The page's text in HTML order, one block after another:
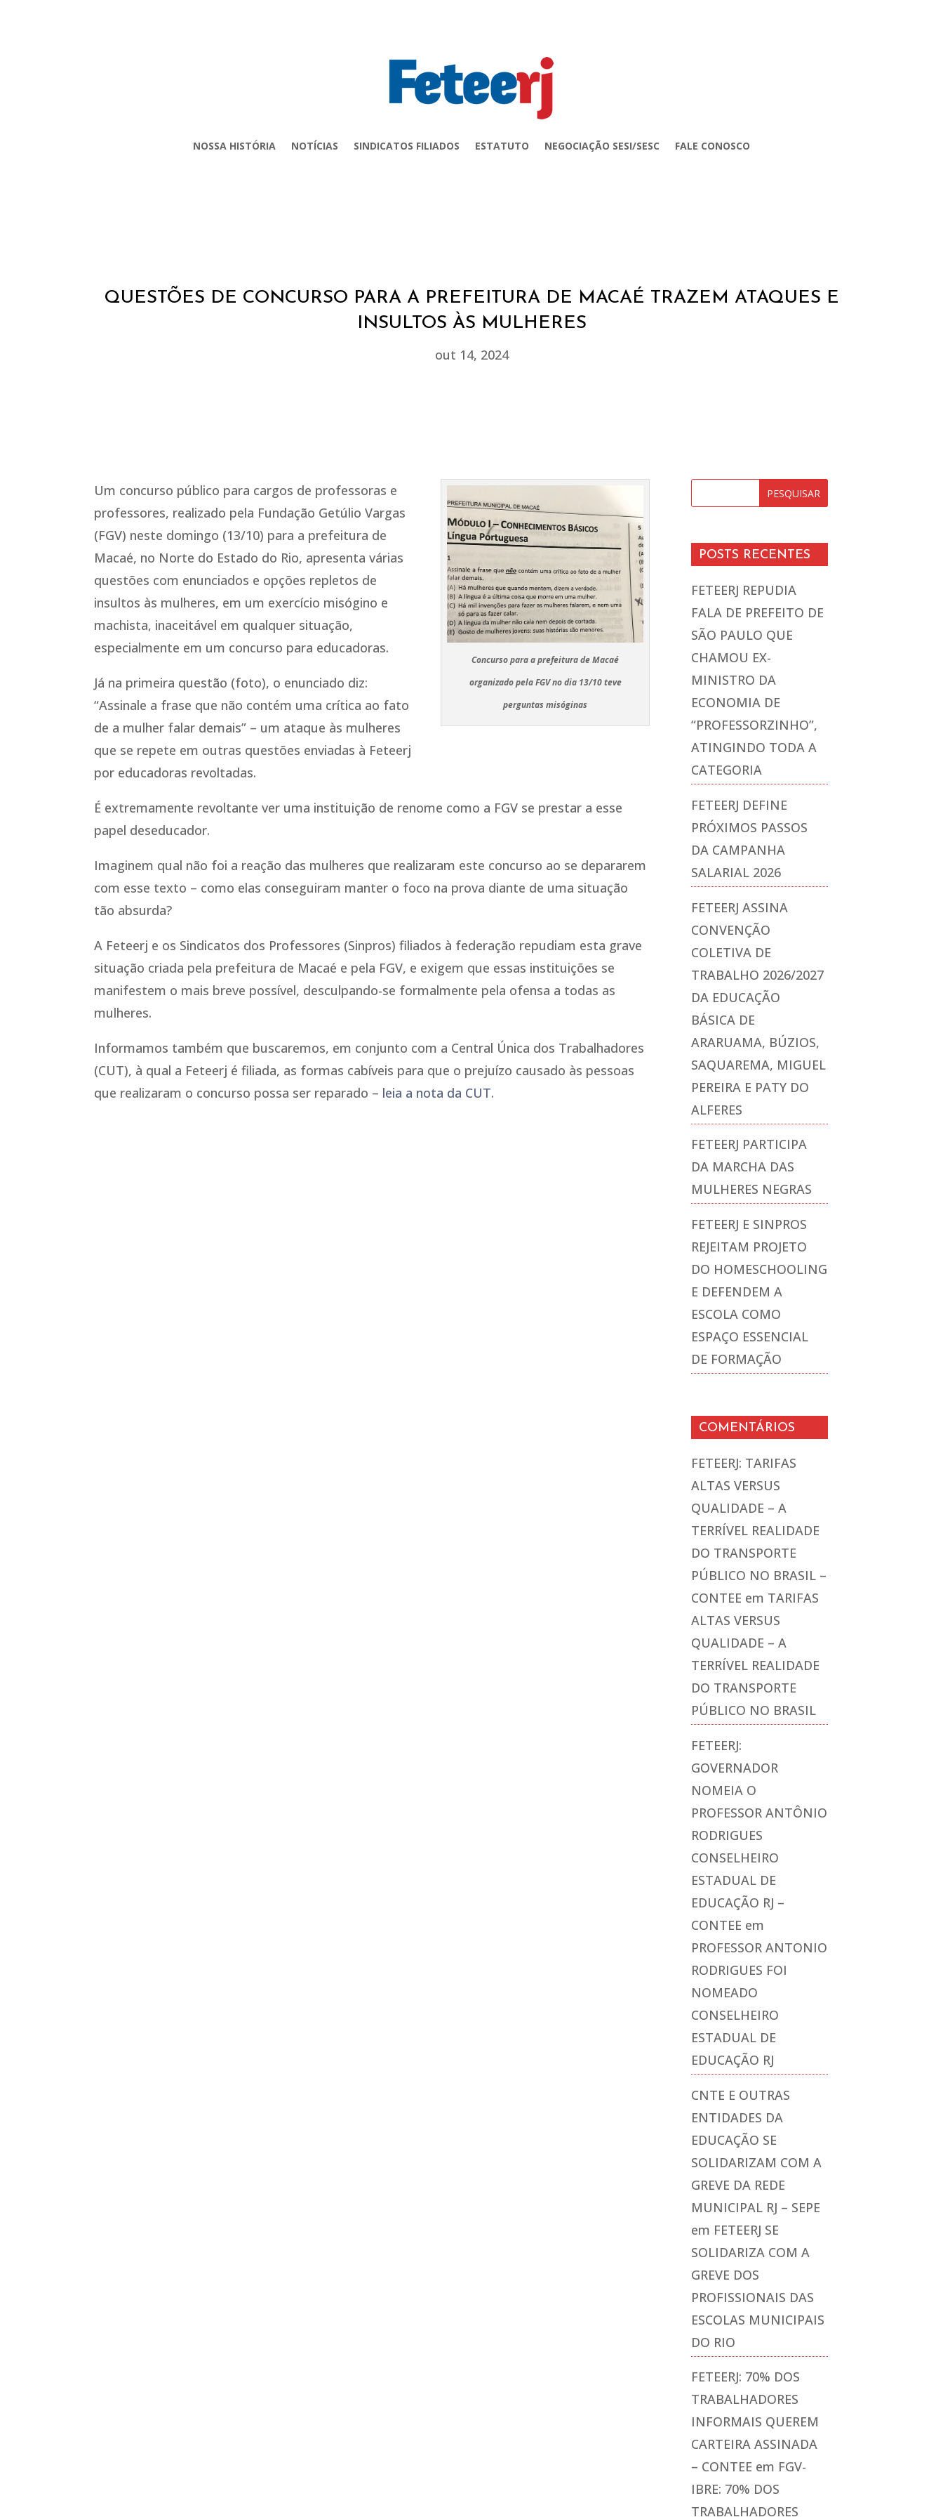
NOSSA HISTÓRIA NOTÍCIAS SINDICATOS FILIADOS ESTATUTO NEGOCIAÇÃO SESI/SESC FALE CONOSCO
QUESTÕES DE CONCURSO PARA A PREFEITURA DE MACAÉ TRAZEM ATAQUES E
INSULTOS ÀS MULHERES
out 14, 2024
Concurso para a prefeitura de Macaé
organizado pela FGV no dia 13/10 teve
perguntas misóginas
Um concurso público para cargos de professoras e
professores, realizado pela Fundação Getúlio Vargas
(FGV) neste domingo (13/10) para a prefeitura de
Macaé, no Norte do Estado do Rio, apresenta várias
questões com enunciados e opções repletos de
insultos às mulheres, em um exercício misógino e
machista, inaceitável em qualquer situação,
especialmente em um concurso para educadoras.
Já na primeira questão (foto), o enunciado diz:
“Assinale a frase que não contém uma crítica ao fato
de a mulher falar demais” – um ataque às mulheres
que se repete em outras questões enviadas à Feteerj
por educadoras revoltadas.
É extremamente revoltante ver uma instituição de renome como a FGV se prestar a esse
papel deseducador.
Imaginem qual não foi a reação das mulheres que realizaram este concurso ao se depararem
com esse texto – como elas conseguiram manter o foco na prova diante de uma situação
tão absurda?
A Feteerj e os Sindicatos dos Professores (Sinpros) filiados à federação repudiam esta grave
situação criada pela prefeitura de Macaé e pela FGV, e exigem que essas instituições se
manifestem o mais breve possível, desculpando-se formalmente pela ofensa a todas as
mulheres.
Informamos também que buscaremos, em conjunto com a Central Única dos Trabalhadores
(CUT), à qual a Feteerj é filiada, as formas cabíveis para que o prejuízo causado às pessoas
que realizaram o concurso possa ser reparado – leia a nota da CUT.
POSTS RECENTES
FETEERJ REPUDIA
FALA DE PREFEITO DE
SÃO PAULO QUE
CHAMOU EX-
MINISTRO DA
ECONOMIA DE
“PROFESSORZINHO”,
ATINGINDO TODA A
CATEGORIA
FETEERJ DEFINE
PRÓXIMOS PASSOS
DA CAMPANHA
SALARIAL 2026
FETEERJ ASSINA
CONVENÇÃO
COLETIVA DE
TRABALHO 2026/2027
DA EDUCAÇÃO
BÁSICA DE
ARARUAMA, BÚZIOS,
SAQUAREMA, MIGUEL
PEREIRA E PATY DO
ALFERES
FETEERJ PARTICIPA
DA MARCHA DAS
MULHERES NEGRAS
FETEERJ E SINPROS
REJEITAM PROJETO
DO HOMESCHOOLING
E DEFENDEM A
ESCOLA COMO
ESPAÇO ESSENCIAL
DE FORMAÇÃO
COMENTÁRIOS
FETEERJ: TARIFAS
ALTAS VERSUS
QUALIDADE – A
TERRÍVEL REALIDADE
DO TRANSPORTE
PÚBLICO NO BRASIL –
CONTEE em TARIFAS
ALTAS VERSUS
QUALIDADE – A
TERRÍVEL REALIDADE
DO TRANSPORTE
PÚBLICO NO BRASIL
FETEERJ:
GOVERNADOR
NOMEIA O
PROFESSOR ANTÔNIO
RODRIGUES
CONSELHEIRO
ESTADUAL DE
EDUCAÇÃO RJ –
CONTEE em
PROFESSOR ANTONIO
RODRIGUES FOI
NOMEADO
CONSELHEIRO
ESTADUAL DE
EDUCAÇÃO RJ
CNTE E OUTRAS
ENTIDADES DA
EDUCAÇÃO SE
SOLIDARIZAM COM A
GREVE DA REDE
MUNICIPAL RJ – SEPE
em FETEERJ SE
SOLIDARIZA COM A
GREVE DOS
PROFISSIONAIS DAS
ESCOLAS MUNICIPAIS
DO RIO
FETEERJ: 70% DOS
TRABALHADORES
INFORMAIS QUEREM
CARTEIRA ASSINADA
– CONTEE em FGV-
IBRE: 70% DOS
TRABALHADORES